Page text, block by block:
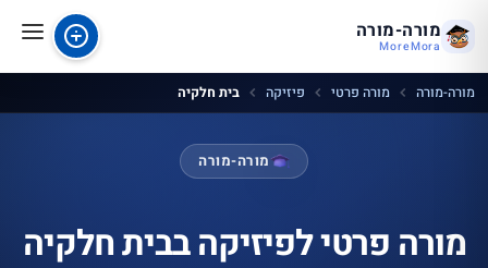
מורה-מורה
MoreMora
מורה-מורה מורה פרטי פיזיקה בית חלקיה
מורה-מורה
מורה פרטי לפיזיקה בבית חלקיה